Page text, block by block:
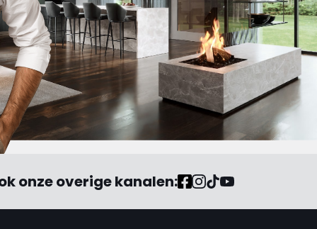
onze overige kanalen: